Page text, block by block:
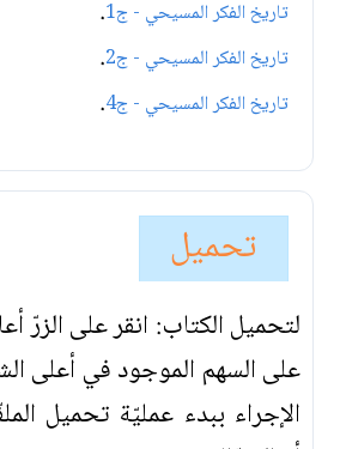
تاريخ الفكر المسيحي - ج1 .
تاريخ الفكر المسيحي - ج2 .
تاريخ الفكر المسيحي - ج4 .
تحميل
لتحميل الكتاب: انقر على الزرّ
على السهم الموجود في أعلى
الإجراء ببدء عمليّة تحميل